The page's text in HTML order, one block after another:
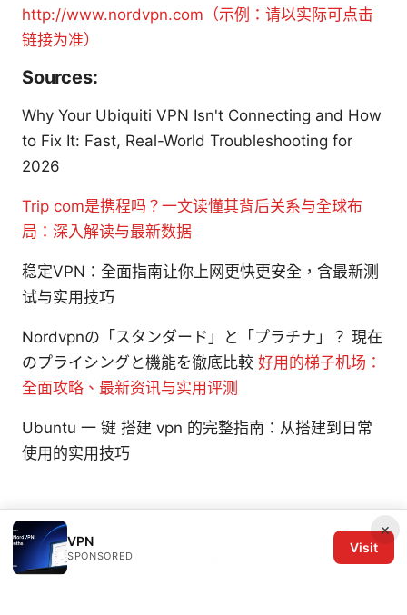
http://www.nordvpn.com（示例：请以实际可点击
链接为准）
Sources:
Why Your Ubiquiti VPN Isn't Connecting and How
to Fix It: Fast, Real-World Troubleshooting for
2026
Trip com是携程吗？一文读懂其背后关系与全球布
局：深入解读与最新数据
稳定VPN：全面指南让你上网更快更安全，含最新测
试与实用技巧
Nordvpnの「スタンダード」と「プラチナ」？ 現在
のプライシングと機能を徹底比較 好用的梯子机场：
全面攻略、最新资讯与实用评测
Ubuntu 一 键 搭建 vpn 的完整指南：从搭建到日常
使用的实用技巧
×
VPN
SPONSORED
Visit
© 2026 The Six Others LLC. All rights reserved.